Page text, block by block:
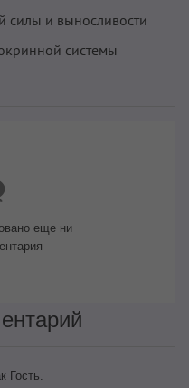
силы и выносливости
системы
еще ни
Гость.